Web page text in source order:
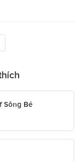
Sông Bé